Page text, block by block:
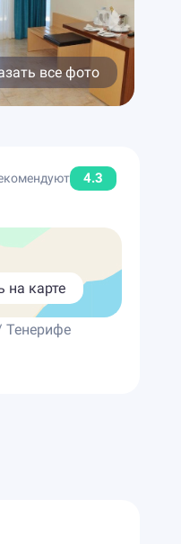
все фото
4.3
на карте
Тенерифе